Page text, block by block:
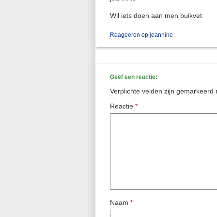
Wil iets doen aan men buikvet
Reageeren op jeannine
Geef een reactie:
Verplichte velden zijn gemarkeerd
Reactie *
Naam *